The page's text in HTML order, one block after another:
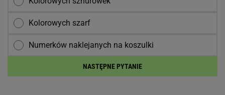
Kolorowych szarf
Numerków naklejanych na koszulki
NASTĘPNE PYTANIE